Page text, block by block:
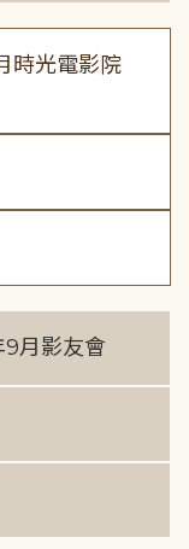
時光電影院
9月影友會